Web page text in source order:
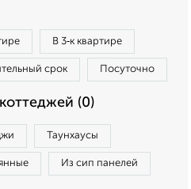
В 3‑к квартире
срок Посуточно
(0)
Таунхаусы
Из сип панелей